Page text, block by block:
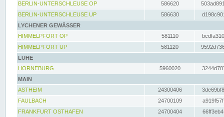
BERLIN-UNTERSCHLEUSE OP
586620
BERLIN-UNTERSCHLEUSE UP
586630
LYCHENER GEWÄSSER
HIMMELPFORT OP
581110
HIMMELPFORT UP
581120
LÜHE
HORNEBURG
5960020
MAIN
ASTHEIM
24300406
FAULBACH
24700109
FRANKFURT OSTHAFEN
24700404